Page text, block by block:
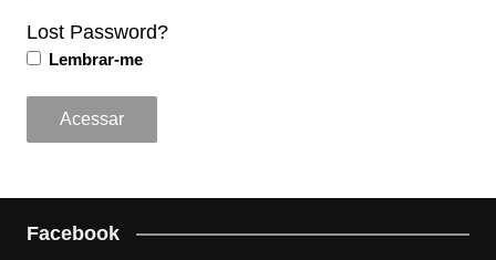
Lost Password?
Lembrar-me
Facebook